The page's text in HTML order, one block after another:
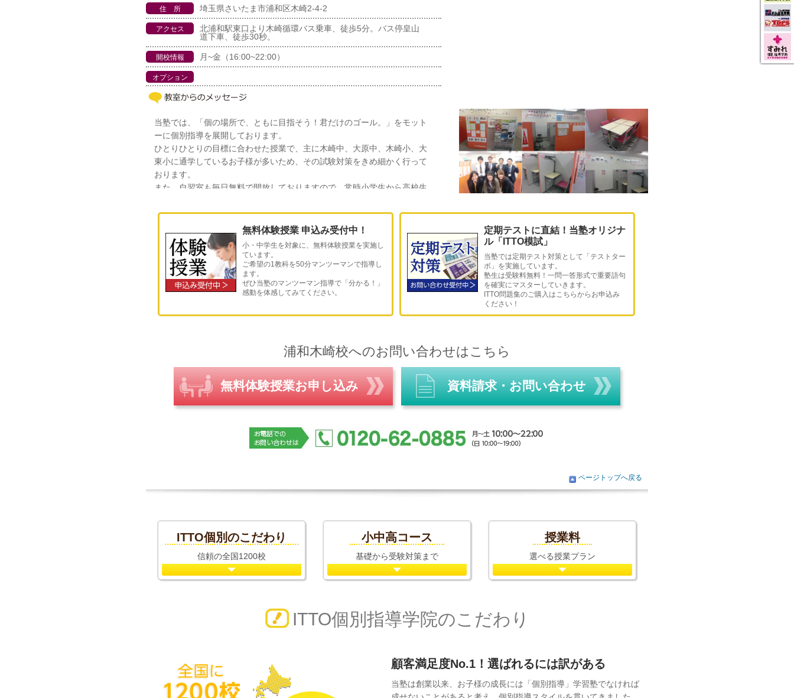
住 所 埼玉県さいたま市浦和区木崎2-4-2
アクセス
北浦和駅東口より木崎循環バス乗車、徒歩5分。バス停皇山
道下車、徒歩30秒。
開校情報 月~金（16:00~22:00）
オプション
当塾では、「個の場所で、ともに目指そう！君だけのゴール。」をモット
ーに個別指導を展開しております。
ひとりひとりの目標に合わせた授業で、主に木崎中、大原中、木崎小、大
東小に通学しているお子様が多いため、その試験対策をきめ細かく行って
おります。
また、自習室も毎日無料で開放しておりますので、常時小学生から高校生
勉強が苦手なお子様にも「わかる」感動を体験していただきたく、毎日講
師一同奮闘しております。お子様はもちろん、保護者様の勉強に関するお
悩みもお気軽にお申し付け下さい。全力でサポートさせて頂きます！
明るく活気溢れる校舎で、皆様のご来校を講師一同、心よりお待ちしてお
ります！
無料体験授業 申込み受付中！
小・中学生を対象に、無料体験授業を実施し
ています。
ご希望の1教科を50分マンツーマンで指導し
ます。
ぜひ当塾のマンツーマン指導で「分かる！」
感動を体感してみてください。
定期テストに直結！当塾オリジナ
ル「ITTO模試」
当塾では定期テスト対策として「テストター
ボ」を実施しています。
塾生は受験料無料！一問一答形式で重要語句
を確実にマスターしていきます。
ITTO問題集のご購入はこちらからお申込み
ください！
浦和木崎校へのお問い合わせはこちら
無料体験授業お申し込み 資料請求・お問い合わせ
ページトップへ戻る
ITTO個別のこだわり
信頼の全国1200校
小中高コース
基礎から受験対策まで
授業料
選べる授業プラン
ITTO個別指導学院のこだわり
顧客満足度No.1！選ばれるには訳がある
当塾は創業以来、お子様の成長には「個別指導」学習塾でなければ